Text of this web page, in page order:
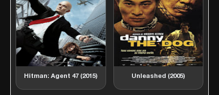
Unleashed (2005)
Hitman: Agent 47 (2015)